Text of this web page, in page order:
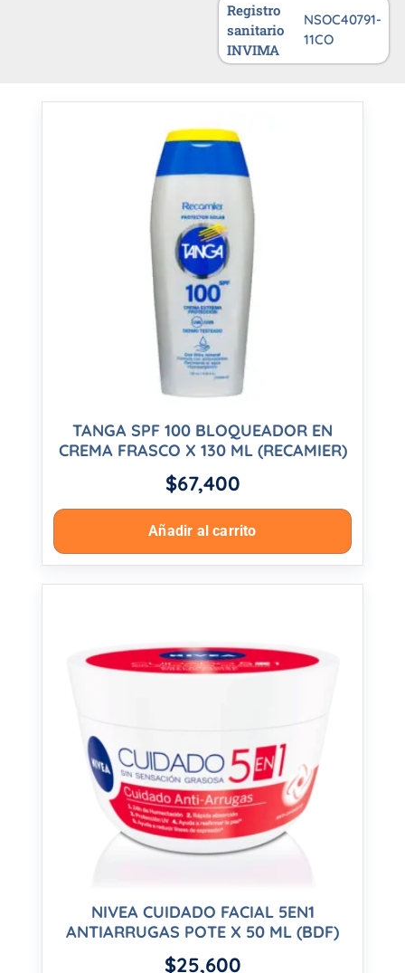
Registro
sanitario
INVIMA
NSOC40791-
11CO
TANGA SPF 100 BLOQUEADOR EN
CREMA FRASCO X 130 ML (RECAMIER)
$67,400
Añadir al carrito
NIVEA CUIDADO FACIAL 5EN1
ANTIARRUGAS POTE X 50 ML (BDF)
$25,600